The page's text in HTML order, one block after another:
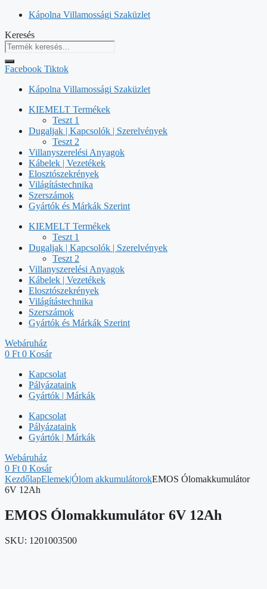
Kilépés
tartalomba
Kápolna Villamossági Szaküzlet
Keresés
Facebook Tiktok
Kápolna Villamossági Szaküzlet
KIEMELT Termékek
Teszt 1
Dugaljak | Kapcsolók | Szerelvények
Teszt 2
Villanyszerelési Anyagok
Kábelek | Vezetékek
Elosztószekrények
Világítástechnika
Szerszámok
Gyártók és Márkák Szerint
KIEMELT Termékek
Teszt 1
Dugaljak | Kapcsolók | Szerelvények
Teszt 2
Villanyszerelési Anyagok
Kábelek | Vezetékek
Elosztószekrények
Világítástechnika
Szerszámok
Gyártók és Márkák Szerint
Webáruház
0 Ft 0 Kosár
Kapcsolat
Pályázataink
Gyártók | Márkák
Kapcsolat
Pályázataink
Gyártók | Márkák
Webáruház
0 Ft 0 Kosár
KezdőlapElemek|Ólom akkumulátorokEMOS Ólomakkumulátor
6V 12Ah
EMOS Ólomakkumulátor 6V 12Ah
SKU: 1201003500